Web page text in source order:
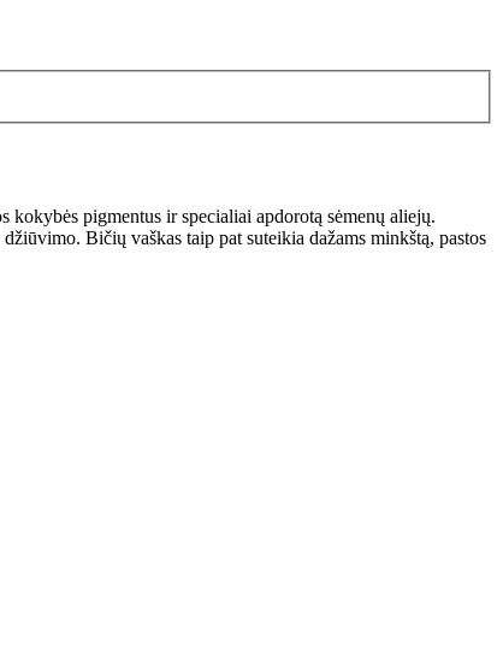
pigmentus ir specialiai apdorotą sėmenų aliejų.
Bičių vaškas taip pat suteikia dažams minkštą, pastos